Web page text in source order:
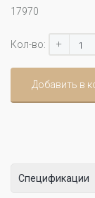
17970
Кол-во: +
Добавить в
Спецификации